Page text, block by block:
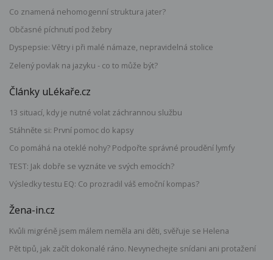
Co znamená nehomogenní struktura jater?
Občasné píchnutí pod žebry
Dyspepsie: Větry i při malé námaze, nepravidelná stolice
Zelený povlak na jazyku - co to může být?
Články uLékaře.cz
13 situací, kdy je nutné volat záchrannou službu
Stáhněte si: První pomoc do kapsy
Co pomáhá na oteklé nohy? Podpořte správné proudění lymfy
TEST: Jak dobře se vyznáte ve svých emocích?
Výsledky testu EQ: Co prozradil váš emoční kompas?
Žena-in.cz
Kvůli migréně jsem málem neměla ani děti, svěřuje se Helena
Pět tipů, jak začít dokonalé ráno. Nevynechejte snídani ani protažení